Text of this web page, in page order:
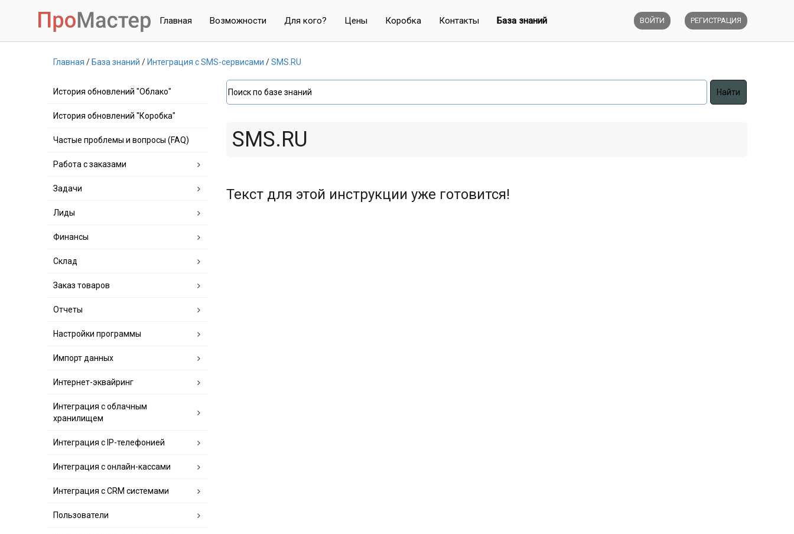
Главная Возможности Для кого? Цены Коробка Контакты База знаний ВОЙТИ РЕГИСТРАЦИЯ
Главная База знаний Интеграция с SMS-сервисами SMS.RU
История обновлений "Облако"
История обновлений "Коробка"
Частые проблемы и вопросы (FAQ)
Работа с заказами
Задачи
Лиды
Финансы
Склад
Заказ товаров
Отчеты
Настройки программы
Импорт данных
Интернет-эквайринг
Интеграция с облачным
хранилищем
Интеграция с IP-телефонией
Интеграция с онлайн-кассами
Интеграция с CRM системами
Пользователи
SMS.RU
Текст для этой инструкции уже готовится!